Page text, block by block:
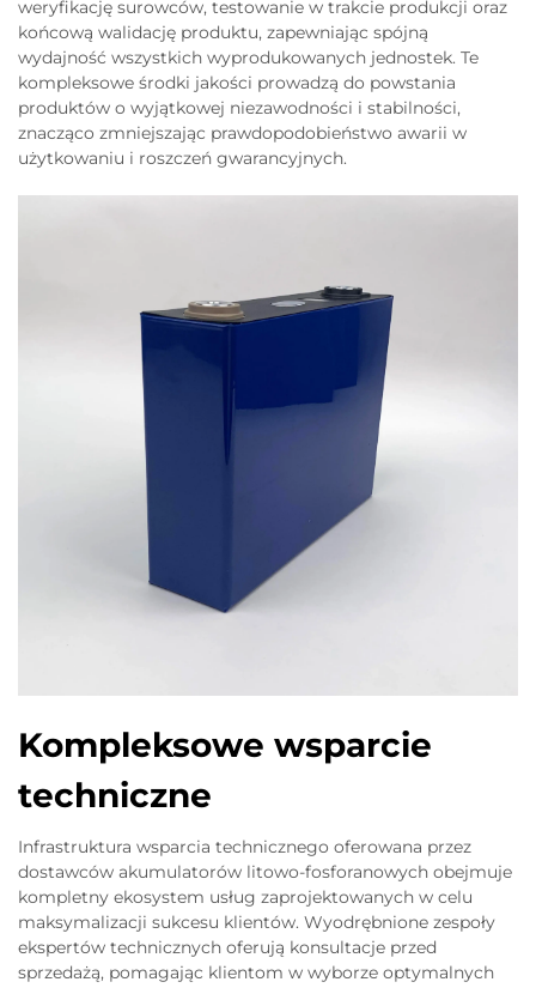
weryfikację surowców, testowanie w trakcie produkcji oraz
końcową walidację produktu, zapewniając spójną
wydajność wszystkich wyprodukowanych jednostek. Te
kompleksowe środki jakości prowadzą do powstania
produktów o wyjątkowej niezawodności i stabilności,
znacząco zmniejszając prawdopodobieństwo awarii w
użytkowaniu i roszczeń gwarancyjnych.
Kompleksowe wsparcie
techniczne
Infrastruktura wsparcia technicznego oferowana przez
dostawców akumulatorów litowo-fosforanowych obejmuje
kompletny ekosystem usług zaprojektowanych w celu
maksymalizacji sukcesu klientów. Wyodrębnione zespoły
ekspertów technicznych oferują konsultacje przed
sprzedażą, pomagając klientom w wyborze optymalnych